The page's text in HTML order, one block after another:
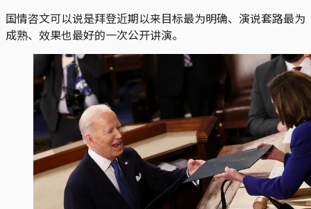
国情咨文可以说是拜登近期以来目标最为明确、演说套路最为
成熟、效果也最好的一次公开讲演。